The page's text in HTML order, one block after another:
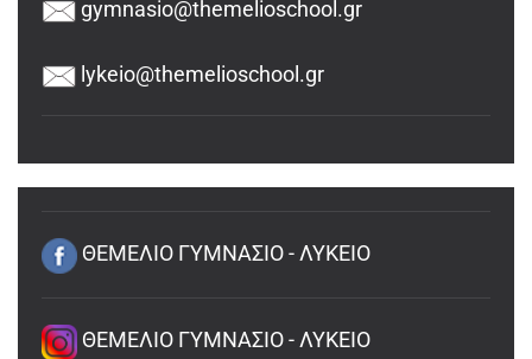
gymnasio@themelioschool.gr
lykeio@themelioschool.gr
ΘΕΜΕΛΙΟ ΓΥΜΝΑΣΙΟ - ΛΥΚΕΙΟ
ΘΕΜΕΛΙΟ ΓΥΜΝΑΣΙΟ - ΛΥΚΕΙΟ